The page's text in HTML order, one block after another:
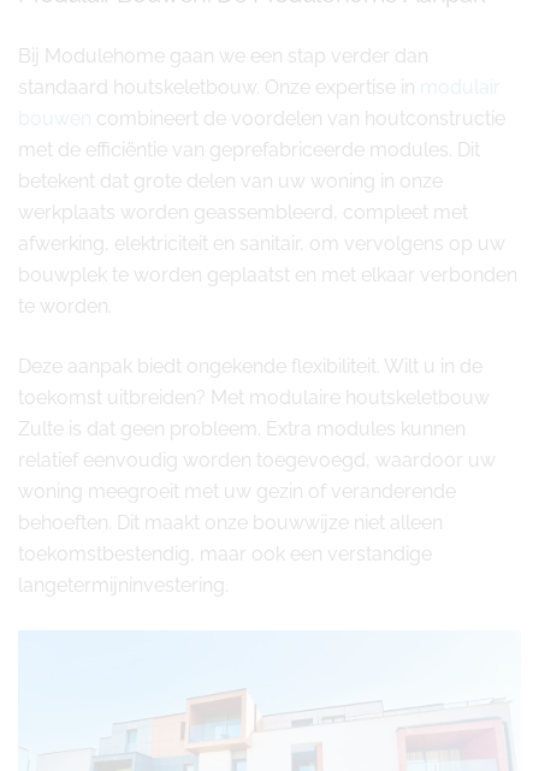
Bij Modulehome gaan we een stap verder dan
standaard houtskeletbouw. Onze expertise in modulair
bouwen combineert de voordelen van houtconstructie
met de efficiëntie van geprefabriceerde modules. Dit
betekent dat grote delen van uw woning in onze
werkplaats worden geassembleerd, compleet met
afwerking, elektriciteit en sanitair, om vervolgens op uw
bouwplek te worden geplaatst en met elkaar verbonden
te worden.
Deze aanpak biedt ongekende flexibiliteit. Wilt u in de
toekomst uitbreiden? Met modulaire houtskeletbouw
Zulte is dat geen probleem. Extra modules kunnen
relatief eenvoudig worden toegevoegd, waardoor uw
woning meegroeit met uw gezin of veranderende
behoeften. Dit maakt onze bouwwijze niet alleen
toekomstbestendig, maar ook een verstandige
langetermijninvestering.